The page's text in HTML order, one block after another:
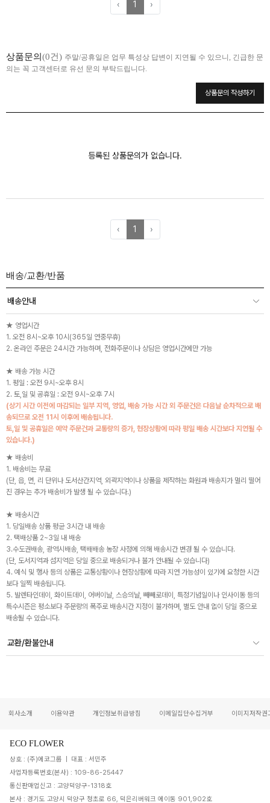
‹ 1 ›
상품문의 (0건) 주말/공휴일은 업무 특성상 답변이 지연될 수 있으니, 긴급한 문
의는 꼭 고객센터로 유선 문의 부탁드립니다.
상품문의 작성하기
등록된 상품문의가 없습니다.
‹ 1 ›
배송/교환/반품
배송안내
★ 영업시간
1. 오전 8시~오후 10시(365일 연중무휴)
2. 온라인 주문은 24시간 가능하며, 전화주문이나 상담은 영업시간에만 가능
★ 배송 가능 시간
1. 평일 : 오전 9시~오후 8시
2. 토,일 및 공휴일 : 오전 9시~오후 7시
(상기 시간 이전에 마감되는 일부 지역, 영업, 배송 가능 시간 외 주문건은 다음날 순차적으로 배
송되므로 오전 11시 이후에 배송됩니다.
토,일 및 공휴일은 예약 주문건과 교통량의 증가, 현장상황에 따라 평일 배송 시간보다 지연될 수
있습니다.)
★ 배송비
1. 배송비는 무료
(단, 읍, 면, 리 단위나 도서산간지역, 외곽지역이나 상품을 제작하는 화원과 배송지가 멀리 떨어
진 경우는 추가 배송비가 발생 될 수 있습니다.)
★ 배송시간
1. 당일배송 상품 평균 3시간 내 배송
2. 택배상품 2~3일 내 배송
3.수도권배송, 광역시배송, 택배배송 농장 사정에 의해 배송시간 변경 될 수 있습니다.
(단, 도서지역과 섬지역은 당일 중으로 배송되거나 불가 안내될 수 있습니다)
4. 예식 및 행사 등의 상품은 교통상황이나 현장상황에 따라 지연 가능성이 있기에 요청한 시간
보다 일찍 배송됩니다.
5. 발렌타인데이, 화이트데이, 어버이날, 스승의날, 빼빼로데이, 특정기념일이나 인사이동 등의
특수시즌은 평소보다 주문량의 폭주로 배송시간 지정이 불가하며, 별도 안내 없이 당일 중으로
배송될 수 있습니다.
교환/환불안내
회사소개 이용약관 개인정보취급방침 이메일집단수집거부 이미지저작권
ECO FLOWER
상호 : (주)에코그룹 | 대표 : 서민주
사업자등록번호(본사) : 109-86-25447
통신판매업신고 : 고양덕양구-1318호
본사 : 경기도 고양시 덕양구 청초로 66, 덕은리버워크 에이동 901,902호